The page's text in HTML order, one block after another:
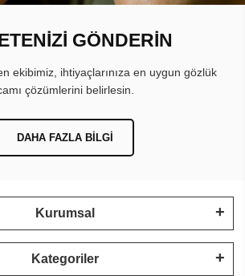
GÖNDERİN
ekibimiz, ihtiyaçlarınıza en uygun gözlük
çözümlerini belirlesin.
DAHA FAZLA BILGI
Kurumsal
Kategoriler